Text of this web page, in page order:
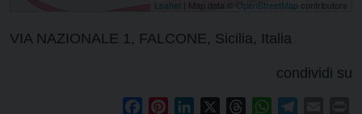
Leaflet | Map data © OpenStreetMap contributors
VIA NAZIONALE 1, FALCONE, Sicilia, Italia
condividi su
FacebookPinterestLinkedIn ThreadsWhatsApp